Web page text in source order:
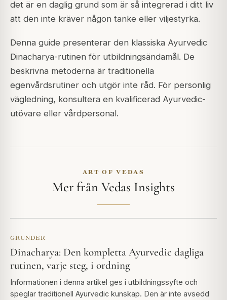
det är en daglig grund som är så integrerad i ditt liv
att den inte kräver någon tanke eller viljestyrka.
Denna guide presenterar den klassiska Ayurvedic
Dinacharya-rutinen för utbildningsändamål. De
beskrivna metoderna är traditionella
egenvårdsrutiner och utgör inte råd. För personlig
vägledning, konsultera en kvalificerad Ayurvedic-
utövare eller vårdpersonal.
ART OF VEDAS
Mer från Vedas Insights
GRUNDER
Dinacharya: Den kompletta Ayurvedic dagliga
rutinen, varje steg, i ordning
Informationen i denna artikel ges i utbildningssyfte och
speglar traditionell Ayurvedic kunskap. Den är inte avsedd